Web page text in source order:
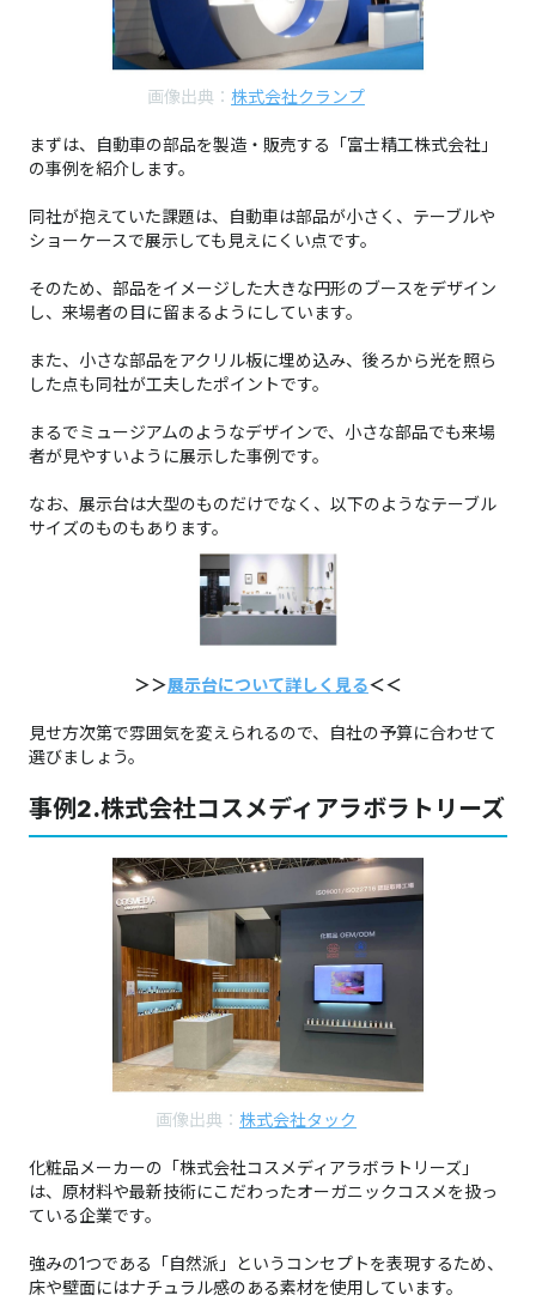
画像出典： 株式会社クランプ
​​​​​​​​​​​​​​​​​​​​​まずは、自動車の部品を製造・販売する「富士精工株式会社」
の事例を紹介します。
同社が抱えていた課題は、自動車は部品が小さく、テーブルや
ショーケースで展示しても見えにくい点です。
そのため、部品をイメージした大きな円形のブースをデザイン
し、来場者の目に留まるようにしています。
また、小さな部品をアクリル板に埋め込み、後ろから光を照ら
した点も同社が工夫したポイントです。
まるでミュージアムのようなデザインで、小さな部品でも来場
者が見やすいように展示した事例です。
なお、展示台は大型のものだけでなく、以下のようなテーブル
サイズのものもあります。
＞＞展示台について詳しく見る＜＜
見せ方次第で雰囲気を変えられるので、自社の予算に合わせて
選びましょう。
事例2.株式会社コスメディアラボラトリーズ
画像出典： 株式会社タック
化粧品メーカーの「株式会社コスメディアラボラトリーズ」
は、原材料や最新技術にこだわったオーガニックコスメを扱っ
ている企業です。
強みの1つである「自然派」というコンセプトを表現するため、
床や壁面にはナチュラル感のある素材を使用しています。